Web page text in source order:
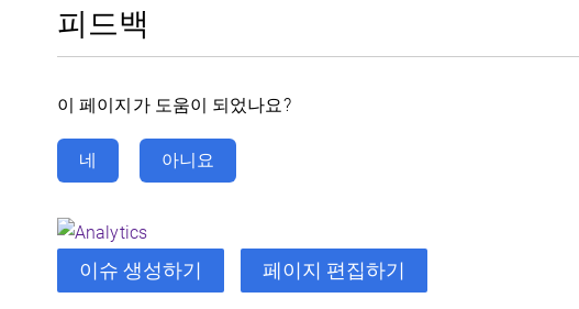
피드백
이 페이지가 도움이 되었나요?
네 아니요
이슈 생성하기 페이지 편집하기